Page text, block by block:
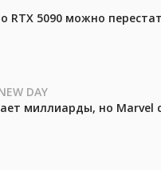
RTX 5090 можно
DAY
миллиарды, но Marvel